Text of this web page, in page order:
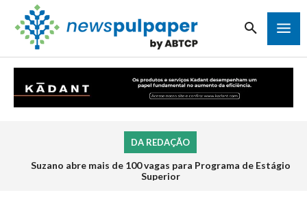
DA REDAÇÃO
Suzano abre mais de 100 vagas para Programa de Estágio
Superior